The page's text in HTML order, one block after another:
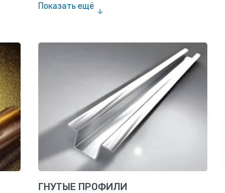
Показать ещё
Удлинители для труб
Крестовины
Контргайки
ГНУТЫЕ ПРОФИЛИ